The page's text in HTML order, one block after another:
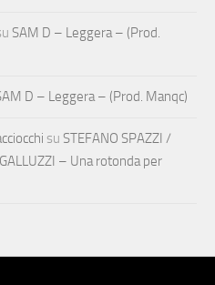
SAM D – Leggera – (Prod.
D – Leggera – (Prod. Manqc)
su STEFANO SPAZZI /
– Una rotonda per